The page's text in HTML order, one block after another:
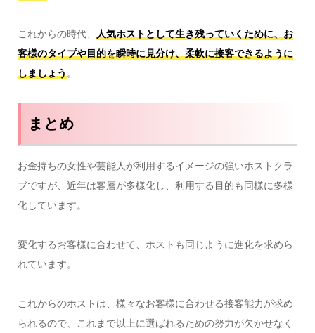
これからの時代、 人気ホストとして生き残っていくために、お
客様のタイプや目的を瞬時に見分け、柔軟に接客できるように
しましょう。
まとめ
お金持ちの女性や芸能人が利用するイメージの強いホストクラ
ブですが、近年は客層が多様化し、利用する目的も同様に多様
化しています。
変化するお客様に合わせて、ホストも同じように進化を求めら
れています。
これからのホストは、様々なお客様に合わせる接客能力が求め
られるので、これまで以上に選ばれるための努力が欠かせなく